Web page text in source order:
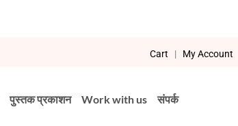
Cart | My Account
पुस्तक प्रकाशन Work with us संपर्क